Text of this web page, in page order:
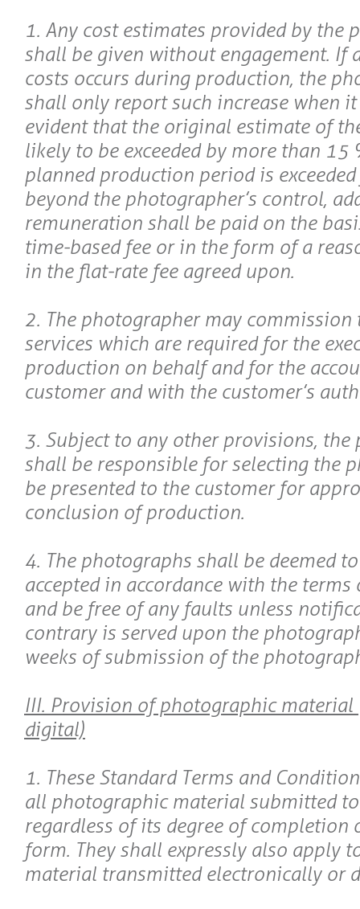
1. Any cost estimates provided by the
shall be given without engagement. If
costs occurs during production, the
shall only report such increase when it
evident that the original estimate of
likely to be exceeded by more than 15
planned production period is
beyond the photographer’s control,
remuneration shall be paid on the
time-based fee or in the form of a
in the flat-rate fee agreed upon.
2. The photographer may
services which are required for the
production on behalf and for the
customer and with the customer’s
3. Subject to any other provisions, the
shall be responsible for selecting the
be presented to the customer for
conclusion of production.
4. The photographs shall be deemed
accepted in accordance with the
and be free of any faults unless
contrary is served upon the
weeks of submission of the
III. Provision of photographic material
digital)
1. These Standard Terms and
all photographic material submitted
regardless of its degree of completion
form. They shall expressly also apply
material transmitted electronically or